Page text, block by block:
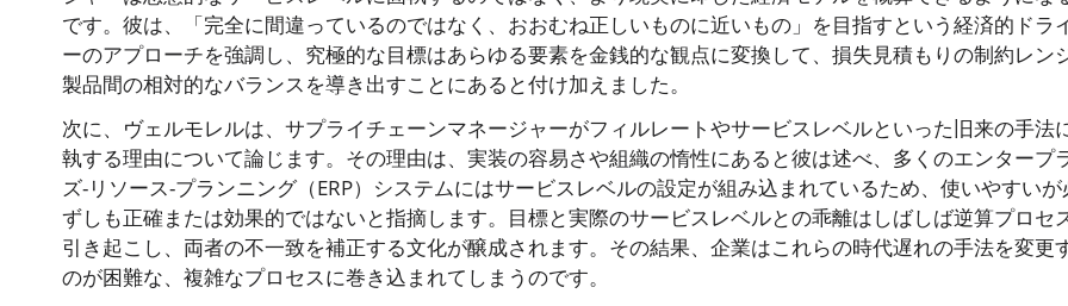
です。彼は、「完全に間違っているのではなく、おおむね正しいものに近いもの」を目指すという経済的ドラ
ーのアプローチを強調し、究極的な目標はあらゆる要素を金銭的な観点に変換して、損失見積もりの制約レン
製品間の相対的なバランスを導き出すことにあると付け加えました。
次に、ヴェルモレルは、サプライチェーンマネージャーがフィルレートやサービスレベルといった旧来の手法
執する理由について論じます。その理由は、実装の容易さや組織の惰性にあると彼は述べ、多くのエンタープ
ズ-リソース-プランニング（ERP）システムにはサービスレベルの設定が組み込まれているため、使いやすいが
ずしも正確または効果的ではないと指摘します。目標と実際のサービスレベルとの乖離はしばしば逆算プロセ
引き起こし、両者の不一致を補正する文化が醸成されます。その結果、企業はこれらの時代遅れの手法を変更
のが困難な、複雑なプロセスに巻き込まれてしまうのです。